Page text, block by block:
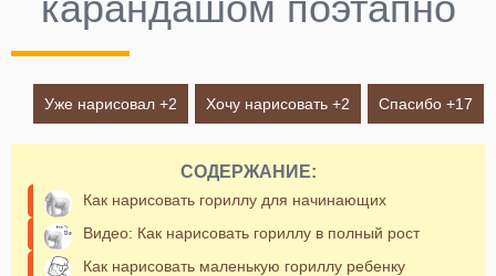
Уже нарисовал +2 Хочу нарисовать +2 Спасибо +17
СОДЕРЖАНИЕ:
Как нарисовать гориллу для начинающих
Видео: Как нарисовать гориллу в полный рост
Как нарисовать маленькую гориллу ребенку